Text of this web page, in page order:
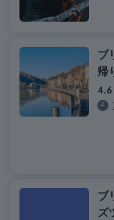
ブ
帰
4.6
ブ
ズ